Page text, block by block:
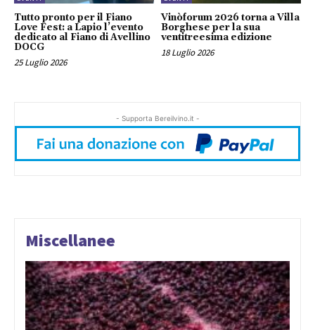
Tutto pronto per il Fiano
Love Fest: a Lapio l’evento
dedicato al Fiano di Avellino
DOCG
25 Luglio 2026
Vinòforum 2026 torna a Villa
Borghese per la sua
ventitreesima edizione
18 Luglio 2026
- Supporta Bereilvino.it -
Miscellanee